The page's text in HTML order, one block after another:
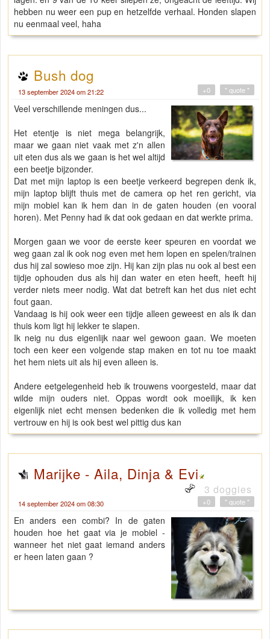
hebben nu weer een pup en hetzelfde verhaal. Honden slapen
nu eenmaal veel, haha
Bush dog
13 september 2024 om 21:22 " quote "
+0
Veel verschillende meningen dus...
Het etentje is niet mega belangrijk,
maar we gaan niet vaak met z'n allen
uit eten dus als we gaan is het wel altijd
een beetje bijzonder.
Dat met mijn laptop is een beetje verkeerd begrepen denk ik,
mijn laptop blijft thuis met de camera op het ren gericht, via
mijn mobiel kan ik hem dan in de gaten houden (en vooral
horen). Met Penny had ik dat ook gedaan en dat werkte prima.
Morgen gaan we voor de eerste keer speuren en voordat we
weg gaan zal ik ook nog even met hem lopen en spelen/trainen
dus hij zal sowieso moe zijn. Hij kan zijn plas nu ook al best een
tijdje ophouden dus als hij dan water en eten heeft, heeft hij
verder niets meer nodig. Wat dat betreft kan het dus niet echt
fout gaan.
Vandaag is hij ook weer een tijdje alleen geweest en als ik dan
thuis kom ligt hij lekker te slapen.
Ik neig nu dus eigenlijk naar wel gewoon gaan. We moeten
toch een keer een volgende stap maken en tot nu toe maakt
het hem niets uit als hij even alleen is.
Andere eetgelegenheid heb ik trouwens voorgesteld, maar dat
wilde mijn ouders niet. Oppas wordt ook moeilijk, ik ken
eigenlijk niet echt mensen bedenken die ik volledig met hem
vertrouw en hij is ook best wel pittig dus kan
Marijke - Aila, Dinja & Evi
3 doggies
14 september 2024 om 08:30 " quote "
+0
En anders een combi? In de gaten
houden hoe het gaat via je mobiel -
wanneer het niet gaat iemand anders
er heen laten gaan ?